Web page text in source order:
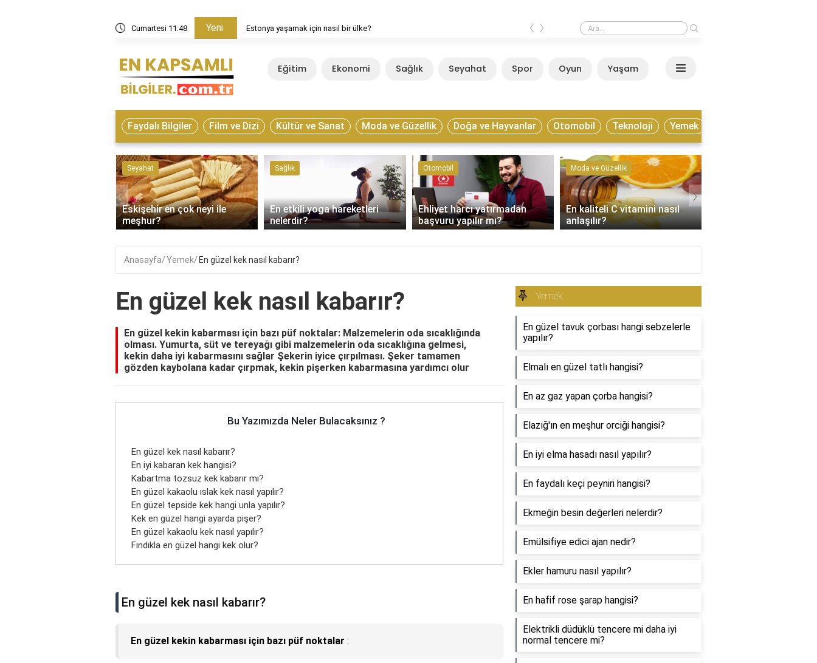
Cumartesi 11:48 Yeni Estonya yaşamak için nasıl bir ülke? Estonya yaşamak için nasıl bir ülke?
‹ ›
Eğitim Ekonomi Sağlık Seyahat Spor Oyun Yaşam
Faydalı Bilgiler Film ve Dizi Kültür ve Sanat Moda ve Güzellik Doğa ve Hayvanlar Otomobil Teknoloji Yemek
Seyahat
Eskişehir en çok neyi ile
meşhur?
Sağlık
En etkili yoga hareketleri
nelerdir?
Otomobil
Ehliyet harcı yatırmadan
başvuru yapılır mı?
Moda ve Güzellik
En kaliteli C vitamini nasıl
anlaşılır?
‹ ›
Anasayfa Yemek En güzel kek nasıl kabarır?
En güzel kek nasıl kabarır?
En güzel kekin kabarması için bazı püf noktalar: Malzemelerin oda sıcaklığında
olması. Yumurta, süt ve tereyağı gibi malzemelerin oda sıcaklığına gelmesi,
kekin daha iyi kabarmasını sağlar Şekerin iyice çırpılması. Şeker tamamen
gözden kaybolana kadar çırpmak, kekin pişerken kabarmasına yardımcı olur
Bu Yazımızda Neler Bulacaksınız ?
En güzel kek nasıl kabarır?
En iyi kabaran kek hangisi?
Kabartma tozsuz kek kabarır mı?
En güzel kakaolu ıslak kek nasıl yapılır?
En güzel tepside kek hangi unla yapılır?
Kek en güzel hangi ayarda pişer?
En güzel kakaolu kek nasıl yapılır?
Fındıkla en güzel hangi kek olur?
En güzel kek nasıl kabarır?
En güzel kekin kabarması için bazı püf noktalar :
Yemek
En güzel tavuk çorbası hangi sebzelerle
yapılır?
Elmalı en güzel tatlı hangisi?
En az gaz yapan çorba hangisi?
Elazığ'ın en meşhur orciği hangisi?
En iyi elma hasadı nasıl yapılır?
En faydalı keçi peyniri hangisi?
Ekmeğin besin değerleri nelerdir?
Emülsifiye edici ajan nedir?
Ekler hamuru nasıl yapılır?
En hafif rose şarap hangisi?
Elektrikli düdüklü tencere mi daha iyi
normal tencere mi?